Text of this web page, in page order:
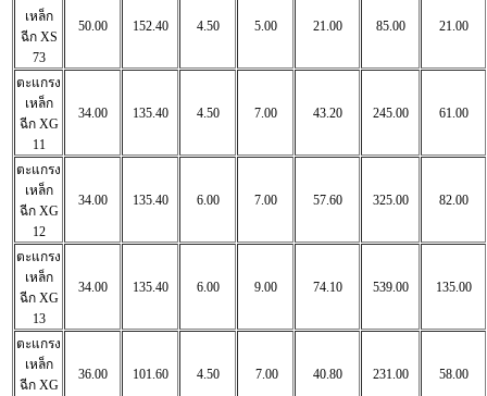
เหล็ก
ฉีก XS
73
50.00 152.40 4.50 5.00 21.00 85.00 21.00
ตะแกรง
เหล็ก
ฉีก XG
11
34.00 135.40 4.50 7.00 43.20 245.00 61.00
ตะแกรง
เหล็ก
ฉีกXG
12
34.00 135.40 6.00 7.00 57.60 325.00 82.00
ตะแกรง
เหล็ก
ฉีก XG
13
34.00 135.40 6.00 9.00 74.10 539.00 135.00
ตะแกรง
เหล็ก
ฉีก XG
36.00 101.60 4.50 7.00 40.80 231.00 58.00